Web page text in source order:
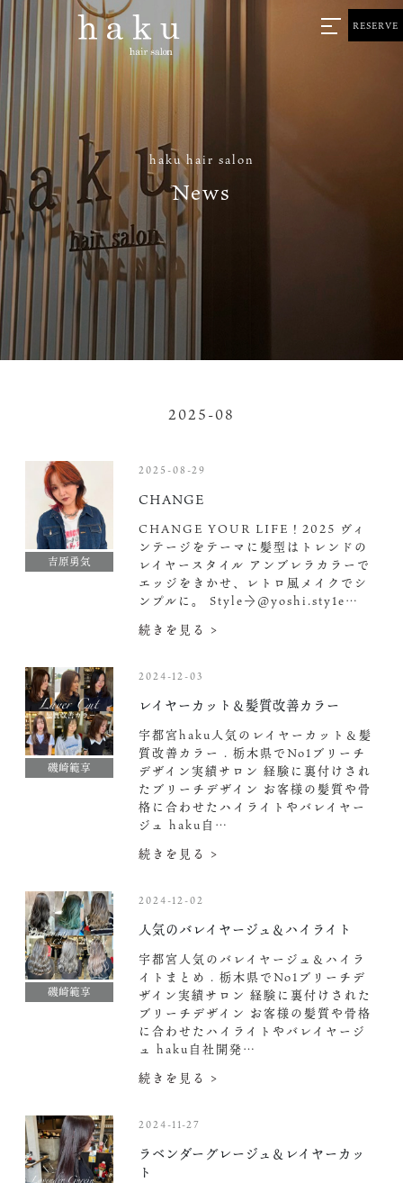
haku hair salon
News
RESERVE
2025-08
吉原勇気
2025-08-29
CHANGE
CHANGE YOUR LIFE！2025 ヴィ
ンテージをテーマに髪型はトレンドの
レイヤースタイル アンブレラカラーで
エッジをきかせ、レトロ風メイクでシ
ンプルに。 Style→@yoshi.sty1e…
続きを見る >
磯崎範享
2024-12-03
レイヤーカット＆髪質改善カラー
宇都宮haku人気のレイヤーカット＆髪
質改善カラー . 栃木県でNo1ブリーチ
デザイン実績サロン 経験に裏付けされ
たブリーチデザイン お客様の髪質や骨
格に合わせたハイライトやバレイヤー
ジュ haku自…
続きを見る >
磯崎範享
2024-12-02
人気のバレイヤージュ＆ハイライト
宇都宮人気のバレイヤージュ＆ハイラ
イトまとめ . 栃木県でNo1ブリーチデ
ザイン実績サロン 経験に裏付けされた
ブリーチデザイン お客様の髪質や骨格
に合わせたハイライトやバレイヤージ
ュ haku自社開発…
続きを見る >
2024-11-27
ラベンダーグレージュ＆レイヤーカッ
ト